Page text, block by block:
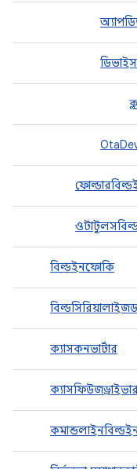
বিল্ডইনফোকি
ক্যাসকনভার্টার